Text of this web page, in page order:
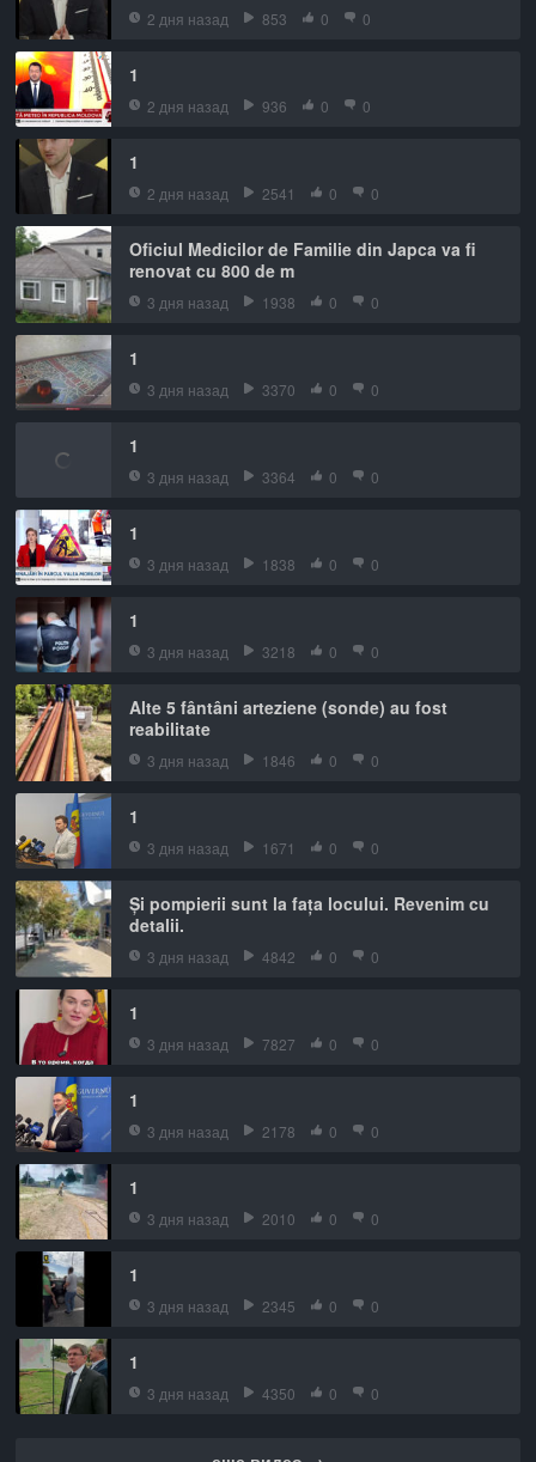
2 дня назад 853 0 0
1
2 дня назад 936 0 0
1
2 дня назад 2541 0 0
Oficiul Medicilor de Familie din Japca va fi
renovat cu 800 de m
3 дня назад 1938 0 0
1
3 дня назад 3370 0 0
1
3 дня назад 3364 0 0
1
3 дня назад 1838 0 0
1
3 дня назад 3218 0 0
Alte 5 fântâni arteziene (sonde) au fost
reabilitate
3 дня назад 1846 0 0
1
3 дня назад 1671 0 0
Și pompierii sunt la fața locului. Revenim cu
detalii.
3 дня назад 4842 0 0
1
3 дня назад 7827 0 0
1
3 дня назад 2178 0 0
1
3 дня назад 2010 0 0
1
3 дня назад 2345 0 0
1
3 дня назад 4350 0 0